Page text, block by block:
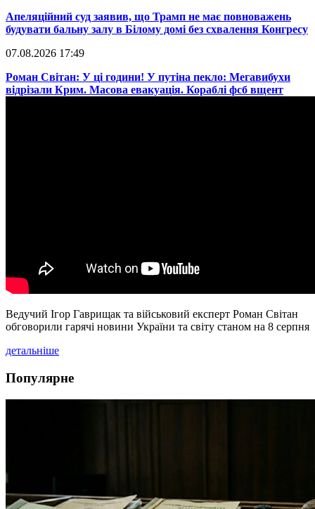
​Апеляційний суд заявив, що Трамп не має повноважень
будувати бальну залу в Білому домі без схвалення Конгресу
07.08.2026 17:49
​Роман Світан: У ці години! У путіна пекло: Мегавибухи
відрізали Крим. Масова евакуація. Кораблі фсб вщент
Ведучий Ігор Гаврищак та військовий експерт Роман Світан
обговорили гарячі новини України та світу станом на 8 серпня
детальніше
Популярне